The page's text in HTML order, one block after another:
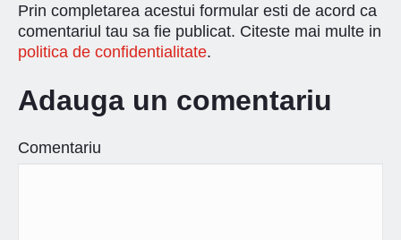
Prin completarea acestui formular esti de acord ca
comentariul tau sa fie publicat. Citeste mai multe in
politica de confidentialitate.
Adauga un comentariu
Comentariu